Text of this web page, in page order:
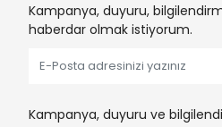
Kampanya, duyuru,
haberdar olmak istiyorum.
Kampanya, duyuru ve